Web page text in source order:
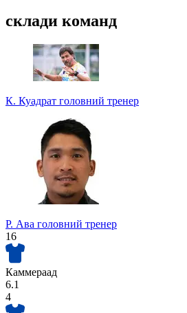
склади команд
К. Куадрат головний тренер
Р. Ава головний тренер
16
Каммераад
6.1
4